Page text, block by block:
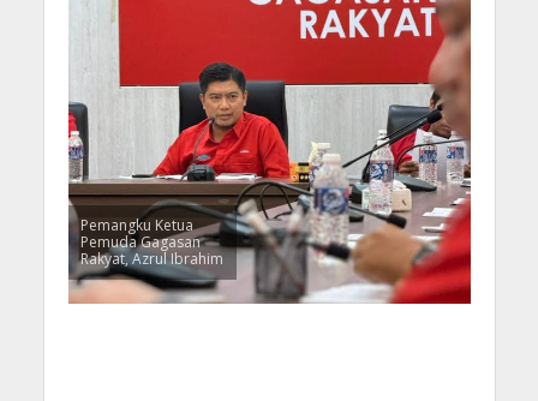
Pemangku Ketua
Pemuda Gagasan
Rakyat, Azrul Ibrahim